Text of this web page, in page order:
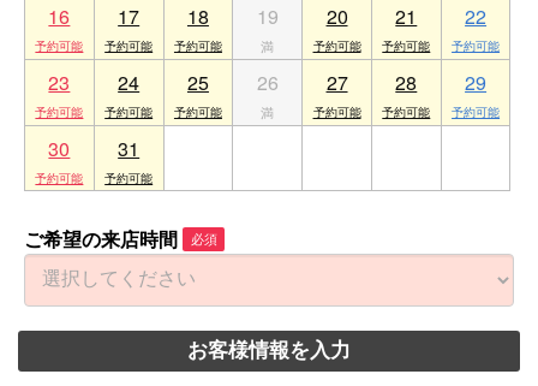
16 17 18 19 20 21 22
23 24 25 26 27 28 29
30 31
ご希望の来店時間 必須
お客様情報を入力